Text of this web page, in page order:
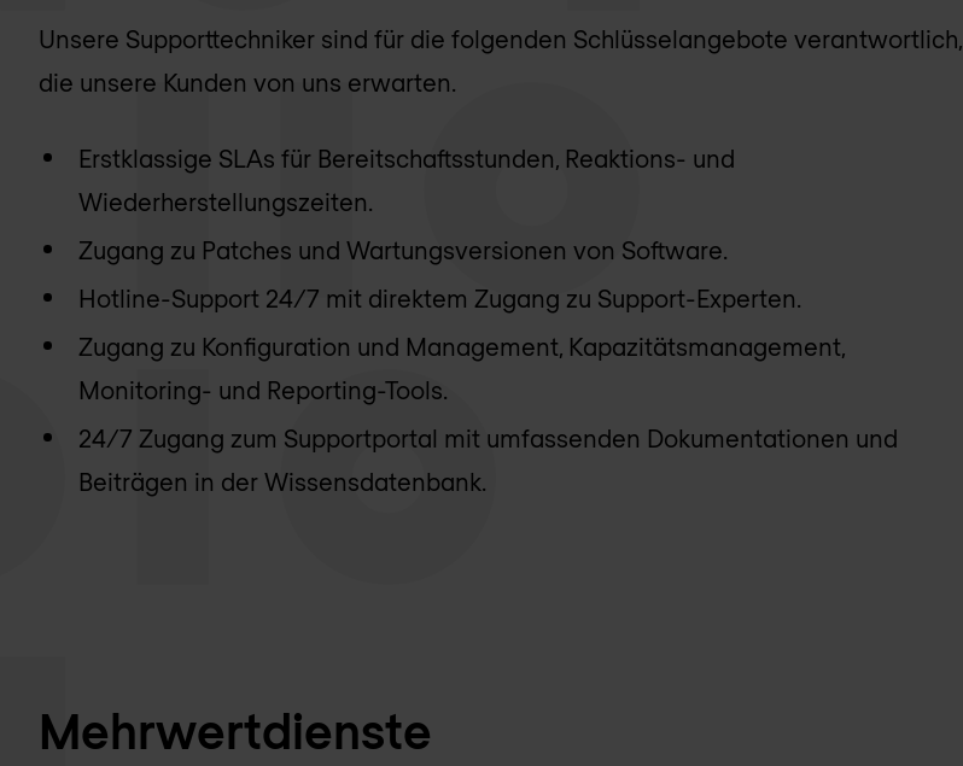
Unsere Supporttechniker sind für die folgenden Schlüsselangebote verantwortlich,
die unsere Kunden von uns erwarten.
Erstklassige SLAs für Bereitschaftsstunden, Reaktions- und
Wiederherstellungszeiten.
Zugang zu Patches und Wartungsversionen von Software.
Hotline-Support 24/7 mit direktem Zugang zu Support-Experten.
Zugang zu Konfiguration und Management, Kapazitätsmanagement,
Monitoring- und Reporting-Tools.
24/7 Zugang zum Supportportal mit umfassenden Dokumentationen und
Beiträgen in der Wissensdatenbank.
Mehrwertdienste